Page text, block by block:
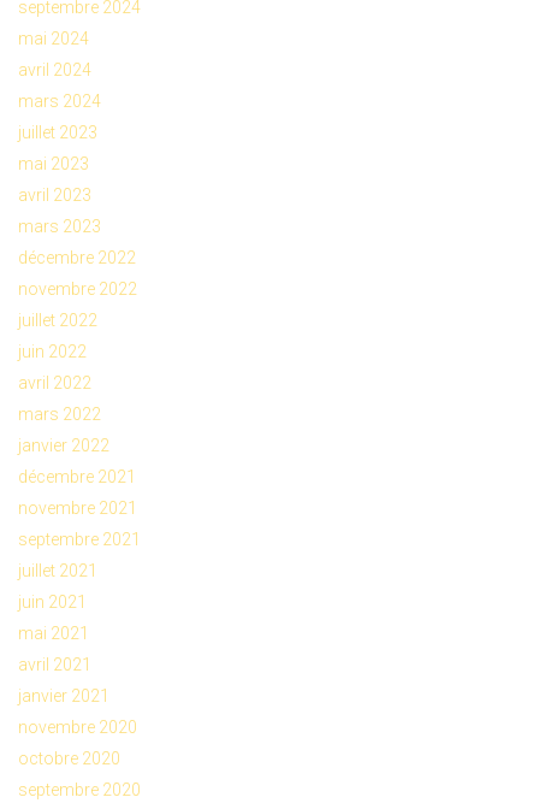
septembre 2024
mai 2024
avril 2024
mars 2024
juillet 2023
mai 2023
avril 2023
mars 2023
décembre 2022
novembre 2022
juillet 2022
juin 2022
avril 2022
mars 2022
janvier 2022
décembre 2021
novembre 2021
septembre 2021
juillet 2021
juin 2021
mai 2021
avril 2021
janvier 2021
novembre 2020
octobre 2020
septembre 2020